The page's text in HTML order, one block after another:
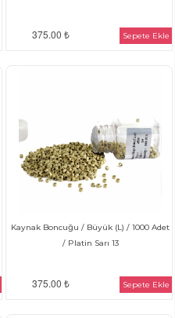
375.00 ₺ Sepete Ekle
Kaynak Boncuğu / Büyük (L) / 1000 Adet
/ Platin Sarı 13
375.00 ₺ Sepete Ekle